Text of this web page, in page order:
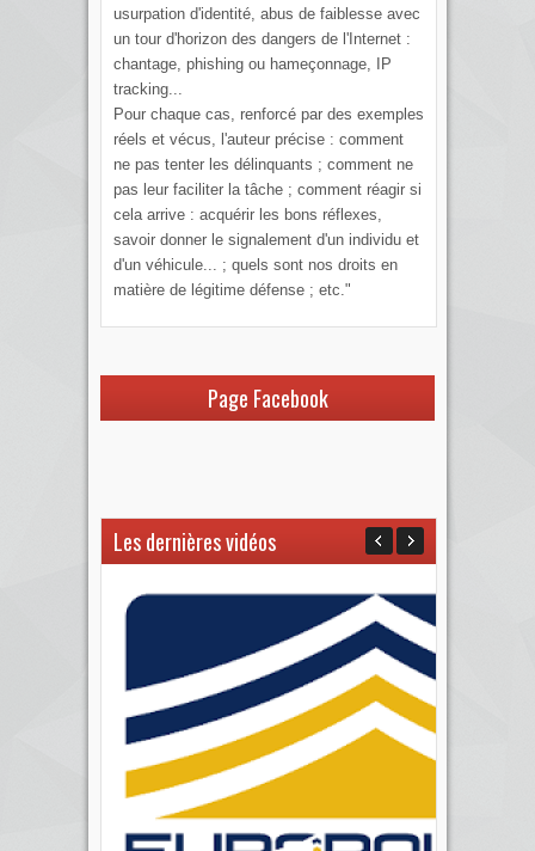
usurpation d'identité, abus de faiblesse avec
un tour d'horizon des dangers de l'Internet :
chantage, phishing ou hameçonnage, IP
tracking...
Pour chaque cas, renforcé par des exemples
réels et vécus, l'auteur précise : comment
ne pas tenter les délinquants ; comment ne
pas leur faciliter la tâche ; comment réagir si
cela arrive : acquérir les bons réflexes,
savoir donner le signalement d'un individu et
d'un véhicule... ; quels sont nos droits en
matière de légitime défense ; etc."
Page Facebook
Les dernières vidéos